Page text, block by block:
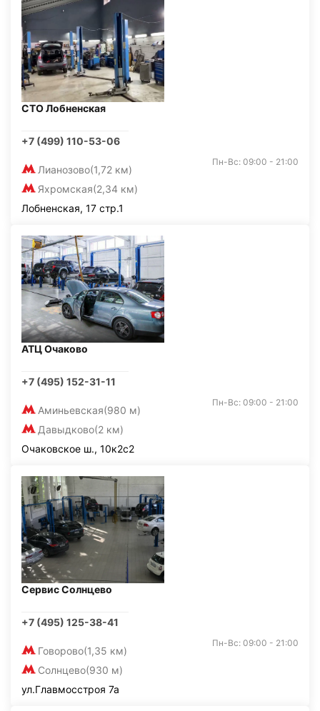
СТО Лобненская
+7 (499) 110-53-06
Лианозово(1,72 км)
Яхромская(2,34 км)
Пн-Вс: 09:00 - 21:00
Лобненская, 17 стр.1
АТЦ Очаково
+7 (495) 152-31-11
Аминьевская(980 м)
Давыдково(2 км)
Пн-Вс: 09:00 - 21:00
Очаковское ш., 10к2с2
Сервис Солнцево
+7 (495) 125-38-41
Говорово(1,35 км)
Солнцево(930 м)
Пн-Вс: 09:00 - 21:00
ул.Главмосстроя 7а